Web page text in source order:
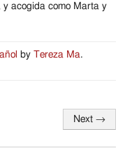
y acogida como Marta y
byTereza Ma.
Next →